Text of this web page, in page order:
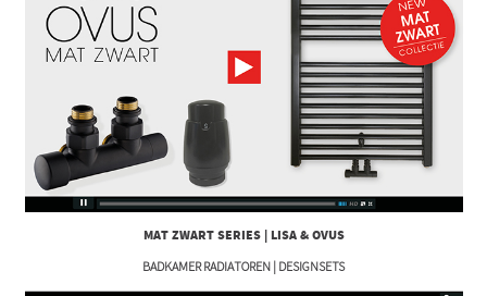
MAT ZWART SERIES | LISA & OVUS
BADKAMER RADIATOREN | DESIGNSETS